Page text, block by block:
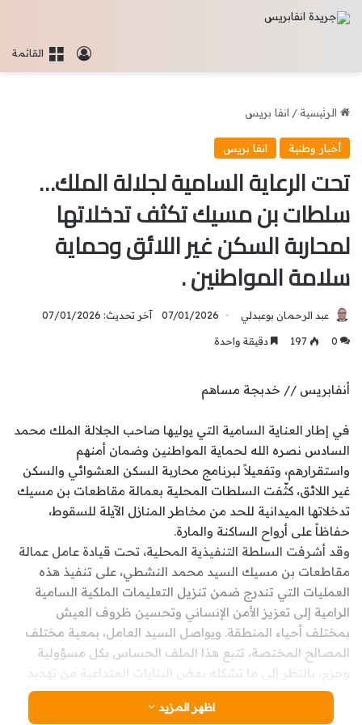
القائمةتسجيل
الرئيسية/ انفا بريس
أخبار وطنية انفا بريس
تحت الرعاية السامية لجلالة الملك…
سلطات بن مسيك تكثف تدخلاتها
لمحاربة السكن غير اللائق وحماية
سلامة المواطنين .
عبد الرحمان بوعبدلي 07/01/2026 آخر تحديث: 07/01/2026
0
197 دقيقة واحدة
أنفابريس // خدبجة مساهم
في إطار العناية السامية التي يوليها صاحب الجلالة الملك محمد
السادس نصره الله لحماية المواطنين وضمان أمنهم
واستقرارهم، وتفعيلاً لبرنامج محاربة السكن العشوائي والسكن
غير اللائق، كثّفت السلطات المحلية بعمالة مقاطعات بن مسيك
تدخلاتها الميدانية للحد من مخاطر المنازل الآيلة للسقوط،
حفاظاً على أرواح الساكنة والمارة.
وقد أشرفت السلطة التنفيذية المحلية، تحت قيادة عامل عمالة
مقاطعات بن مسيك السيد محمد النشطي، على تنفيذ هذه
العمليات التي تندرج ضمن تنزيل التعليمات الملكية السامية
الرامية إلى تعزيز الأمن الإنساني وتحسين ظروف العيش
بمختلف أحياء المنطقة. ويواصل السيد العامل، بمعية مختلف
المصالح المختصة، تتبع هذا الملف الحساس بكل مسؤولية
وحزم، بالنظر إلى ما تشكله بعض البنايات المتداعية من تهديد
مباشر للسلامة العامة.
اظهر المزيد